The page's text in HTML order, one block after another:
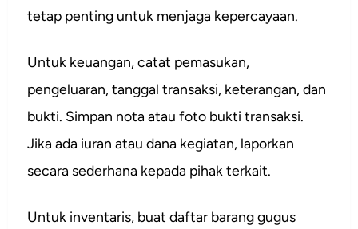
tetap penting untuk menjaga kepercayaan.
Untuk keuangan, catat pemasukan,
pengeluaran, tanggal transaksi, keterangan, dan
bukti. Simpan nota atau foto bukti transaksi.
Jika ada iuran atau dana kegiatan, laporkan
secara sederhana kepada pihak terkait.
Untuk inventaris, buat daftar barang gugus